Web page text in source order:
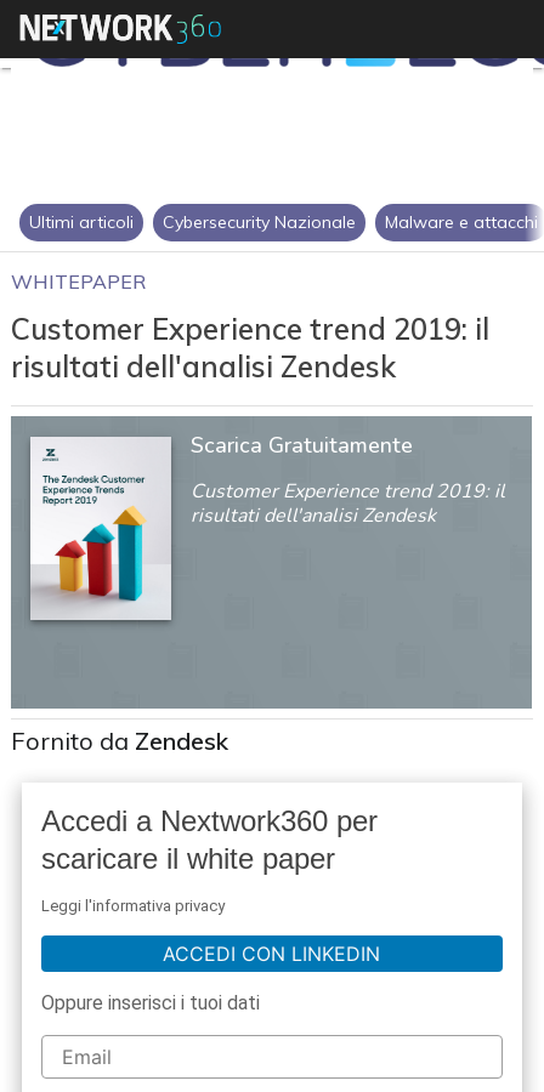
Ultimi articoli Cybersecurity Nazionale Malware e attacchi
WHITEPAPER
Customer Experience trend 2019: il
risultati dell'analisi Zendesk
Scarica Gratuitamente
Customer Experience trend 2019: il
risultati dell'analisi Zendesk
Fornito da Zendesk
Accedi a Nextwork360 per
scaricare il white paper
Leggi l'informativa privacy
ACCEDI CON LINKEDIN
Oppure inserisci i tuoi dati